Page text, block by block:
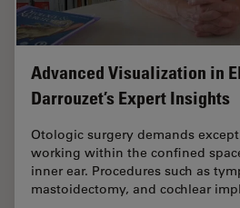
Advanced Visualization in
Darrouzet’s Expert Insights
Otologic surgery demands
working within the confined
inner ear. Procedures such as
mastoidectomy, and cochlear